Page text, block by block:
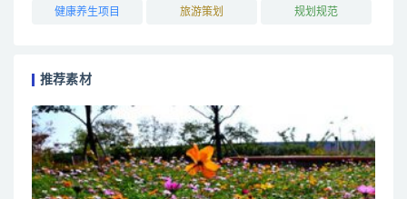
健康养生项目 旅游策划 规划规范
推荐素材